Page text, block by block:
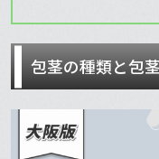
包茎の種類と包